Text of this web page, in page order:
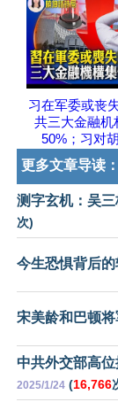
习在军委或丧
共三大金融机
50%；习对
更多文章导读：
测字玄机：吴
次)
今生恐惧背后的
宋美龄和巴顿
中共外交部高
2025/1/24 (16,766